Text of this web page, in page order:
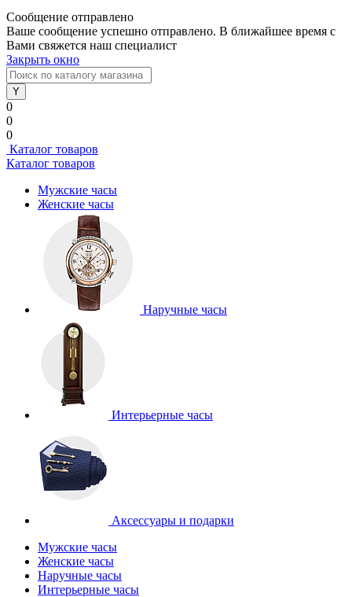
Сообщение отправлено
Ваше сообщение успешно отправлено. В ближайшее время с
Вами свяжется наш специалист
Закрыть окно
0
0
0
Каталог товаров
Каталог товаров
Мужские часы
Женские часы
Наручные часы
Интерьерные часы
Аксессуары и подарки
Мужские часы
Женские часы
Наручные часы
Интерьерные часы